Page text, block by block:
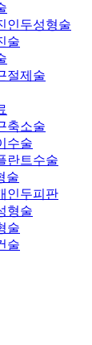
인두성형술
술
절제술
축소술
수술
란트수술
술
인두피판
형술
술
술